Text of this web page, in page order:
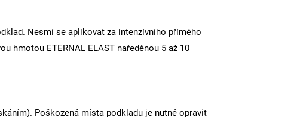
Nesmí se aplikovat za intenzívního přímého
hmotou ETERNAL ELAST naředěnou 5 až 10
Poškozená místa podkladu je nutné opravit